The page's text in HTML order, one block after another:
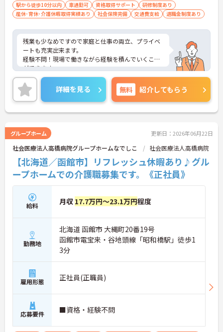
駅から徒歩10分以内 車通勤可 資格取得サポート
研修制度あり
産休･育休･介護休暇取得実績あり
社会保険完備 交通費支給 退職金制度あり
残業も少なめですので家庭と仕事の両立、プライベ
ートも充実出来ます。
経験不問！現場で働きながら経験を積んでいくこと
ができます。
ご興味がある方には、面接対策ポイントなど、さら
に詳細をお話しいたしますのでお気軽にご相談くだ
さい。
詳細を見る 無料 紹介してもらう
グループホーム 更新日：2026年06月22日
社会医療法人高橋病院グループホームなでしこ 社会医療法人高橋病院
【北海道／函館市】リフレッシュ休暇あり♪グル
ープホームでの介護職募集です。《正社員》
給料 月収 17.7万円～23.1万円程度
勤務地
北海道 函館市 大縄町20番19号
函館市電宝来・谷地頭線「昭和橋駅」徒歩1
3分
雇用形態 正社員(正職員)
応募要件 ■資格・経験不問